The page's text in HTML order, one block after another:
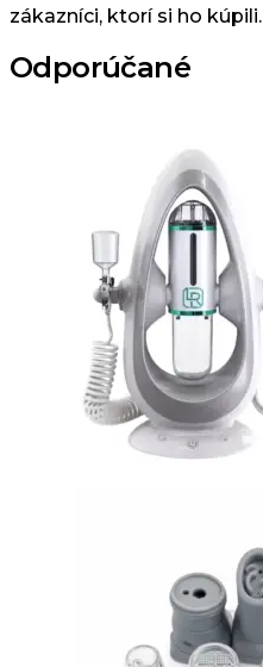
zákazníci, ktorí si ho kúpili.
Odporúčané